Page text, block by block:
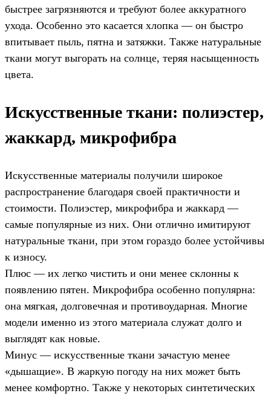
быстрее загрязняются и требуют более аккуратного
ухода. Особенно это касается хлопка — он быстро
впитывает пыль, пятна и затяжки. Также натуральные
ткани могут выгорать на солнце, теряя насыщенность
цвета.
Искусственные ткани: полиэстер,
жаккард, микрофибра
Искусственные материалы получили широкое
распространение благодаря своей практичности и
стоимости. Полиэстер, микрофибра и жаккард —
самые популярные из них. Они отлично имитируют
натуральные ткани, при этом гораздо более устойчивы
к износу.
Плюс — их легко чистить и они менее склонны к
появлению пятен. Микрофибра особенно популярна:
она мягкая, долговечная и противоударная. Многие
модели именно из этого материала служат долго и
выглядят как новые.
Минус — искусственные ткани зачастую менее
«дышащие». В жаркую погоду на них может быть
менее комфортно. Также у некоторых синтетических